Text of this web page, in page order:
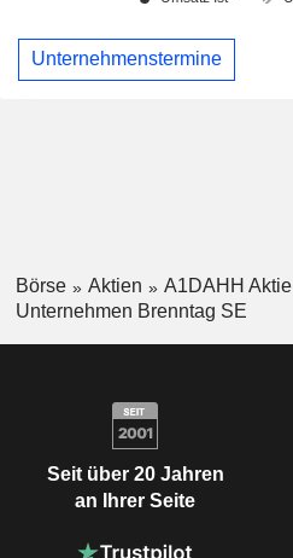
Unternehmenstermine
Börse Aktien
A1DAHH Aktie
Unternehmen Brenntag SE
Seit über 20 Jahren
an Ihrer Seite